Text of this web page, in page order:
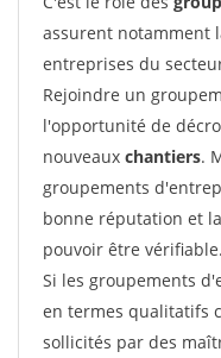
assurent notamment
entreprises du
Rejoindre un
l'opportunité de
nouveaux chantiers.
groupements
bonne réputation et
pouvoir être vérifiable.
Si les groupements
en termes qualitatifs
sollicités par des